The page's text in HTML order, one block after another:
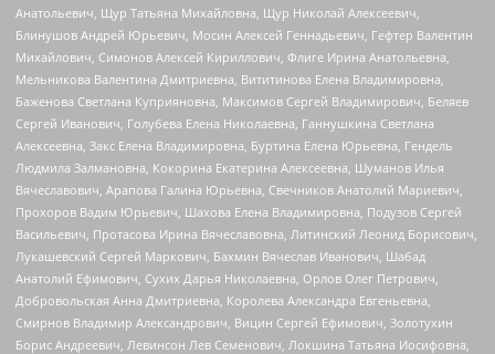
Анатольевич, Щур Татьяна Михайловна, Щур Николай Алексеевич,
Блинушов Андрей Юрьевич, Мосин Алексей Геннадьевич, Гефтер Валентин
Михайлович, Симонов Алексей Кириллович, Флиге Ирина Анатольевна,
Мельникова Валентина Дмитриевна, Вититинова Елена Владимировна,
Баженова Светлана Куприяновна, Максимов Сергей Владимирович, Беляев
Сергей Иванович, Голубева Елена Николаевна, Ганнушкина Светлана
Алексеевна, Закс Елена Владимировна, Буртина Елена Юрьевна, Гендель
Людмила Залмановна, Кокорина Екатерина Алексеевна, Шуманов Илья
Вячеславович, Арапова Галина Юрьевна, Свечников Анатолий Мариевич,
Прохоров Вадим Юрьевич, Шахова Елена Владимировна, Подузов Сергей
Васильевич, Протасова Ирина Вячеславовна, Литинский Леонид Борисович,
Лукашевский Сергей Маркович, Бахмин Вячеслав Иванович, Шабад
Анатолий Ефимович, Сухих Дарья Николаевна, Орлов Олег Петрович,
Добровольская Анна Дмитриевна, Королева Александра Евгеньевна,
Смирнов Владимир Александрович, Вицин Сергей Ефимович, Золотухин
Борис Андреевич, Левинсон Лев Семенович, Локшина Татьяна Иосифовна,